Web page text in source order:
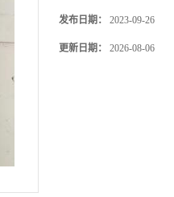
发布日期： 2023-09-26
更新日期： 2026-08-06